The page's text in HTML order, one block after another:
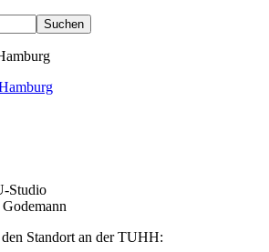
Studio
Standort an der TUHH: